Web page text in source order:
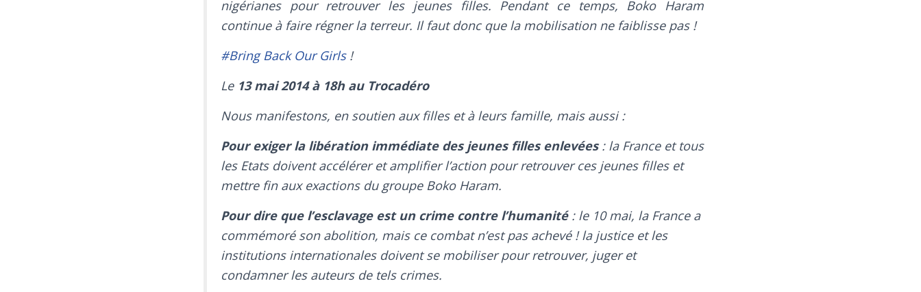
nigérianes pour retrouver les jeunes filles. Pendant ce temps, Boko Haram
continue à faire régner la terreur. Il faut donc que la mobilisation ne faiblisse pas !
#Bring Back Our Girls !
Le 13 mai 2014 à 18h au Trocadéro
Nous manifestons, en soutien aux filles et à leurs famille, mais aussi :
Pour exiger la libération immédiate des jeunes filles enlevées: la France et tous
les Etats doivent accélérer et amplifier l’action pour retrouver ces jeunes filles et
mettre fin aux exactions du groupe Boko Haram.
Pour dire que l’esclavage est un crime contre l’humanité : le 10 mai, la France a
commémoré son abolition, mais ce combat n’est pas achevé ! la justice et les
institutions internationales doivent se mobiliser pour retrouver, juger et
condamner les auteurs de tels crimes.